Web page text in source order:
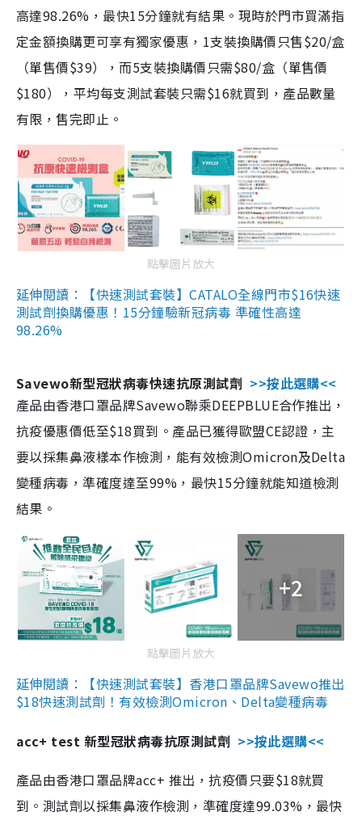
高達98.26%，最快15分鐘就有結果。現時於門市買滿指
定金額換購更可享有獨家優惠，1支裝換購價只售$20/盒
（單售價$39），而5支裝換購價只需$80/盒（單售價
$180），平均每支測試套裝只需$16就買到，產品數量
有限，售完即止。
點擊圖片放大
延伸閱讀：【快速測試套裝】CATALO全線門市$16快速
測試劑換購優惠！15分鐘驗新冠病毒 準確性高達
98.26%
Savewo新型冠狀病毒快速抗原測試劑 >>按此選購<<
產品由香港口罩品牌Savewo聯乘DEEPBLUE合作推出，
抗疫優惠價低至$18買到。產品已獲得歐盟CE認證，主
要以採集鼻液樣本作檢測，能有效檢測Omicron及Delta
變種病毒，準確度達至99%，最快15分鐘就能知道檢測
結果。
+2
點擊圖片放大
延伸閱讀：【快速測試套裝】香港口罩品牌Savewo推出
$18快速測試劑！有效檢測Omicron、Delta變種病毒
acc+ test 新型冠狀病毒抗原測試劑 >>按此選購<<
產品由香港口罩品牌acc+ 推出，抗疫價只要$18就買
到。測試劑以採集鼻液作檢測，準確度達99.03%，最快